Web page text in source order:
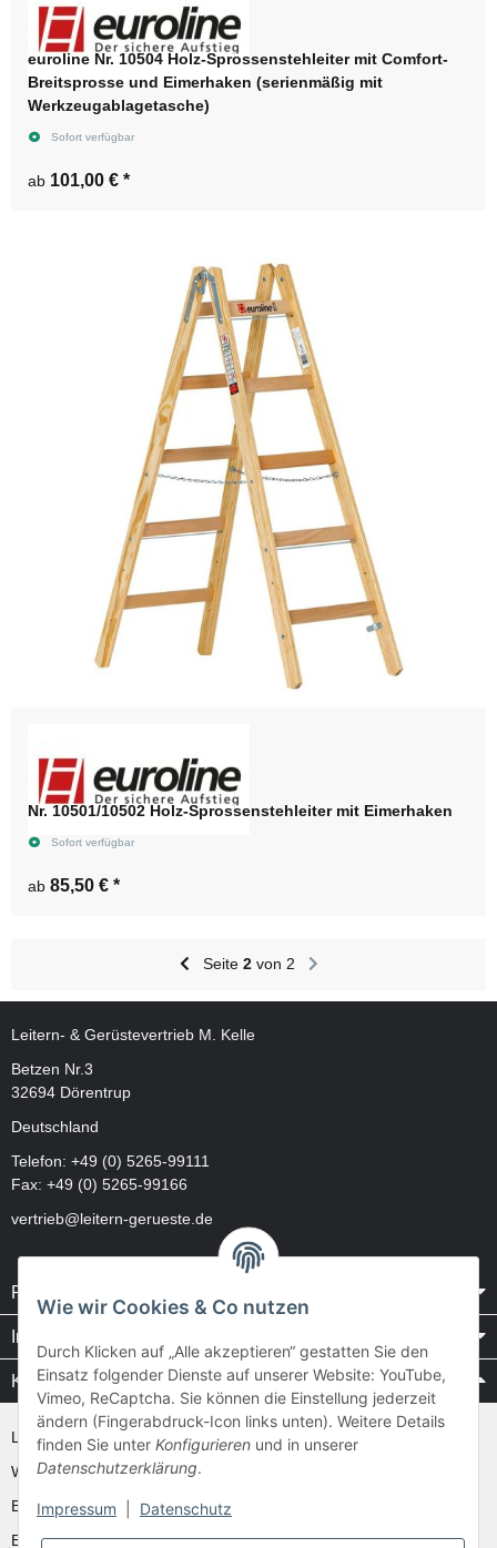
euroline Nr. 10504 Holz-Sprossenstehleiter mit Comfort-
Breitsprosse und Eimerhaken (serienmäßig mit
Werkzeugablagetasche)
Sofort verfügbar
ab 101,00 € *
Nr. 10501/10502 Holz-Sprossenstehleiter mit Eimerhaken
Sofort verfügbar
ab 85,50 € *
Seite 2von 2
Leitern- & Gerüstevertrieb M. Kelle
Betzen Nr.3
32694 Dörentrup
Deutschland
Telefon: +49 (0) 5265-99111
Fax: +49 (0) 5265-99166
vertrieb@leitern-gerueste.de
Rechtliches
Informationen
Kataloge / Videos
Layher Videos und Downloads
WAKÜ
Ernst
Euroline
Wie wir Cookies & Co nutzen
Durch Klicken auf „Alle akzeptieren“ gestatten Sie den
Einsatz folgender Dienste auf unserer Website: YouTube,
Vimeo, ReCaptcha. Sie können die Einstellung jederzeit
ändern (Fingerabdruck-Icon links unten). Weitere Details
finden Sie unter Konfigurieren und in unserer
Datenschutzerklärung.
Impressum Datenschutz